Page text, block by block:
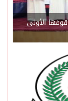
الأولى